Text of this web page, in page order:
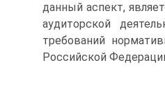
данный аспект,
аудиторской
требований
Российской